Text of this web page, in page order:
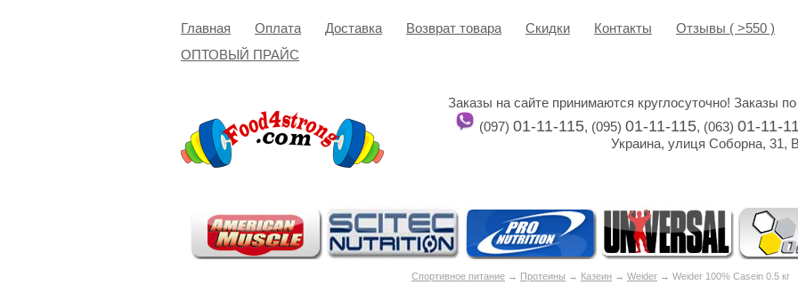
Главная Оплата Доставка Возврат товара Cкидки Контакты
Отзывы ( >550 )
ОПТОВЫЙ ПРАЙС
Заказы на сайте принимаются круглосуточно! Заказы
(097) 01-11-115, (095) 01-11-115, (063) 01-11-
Украина, улиця Соборна, 31,
Спортивное питание → Протеины → Казеин → Weider → Weider 100% Casein 0.5 кг